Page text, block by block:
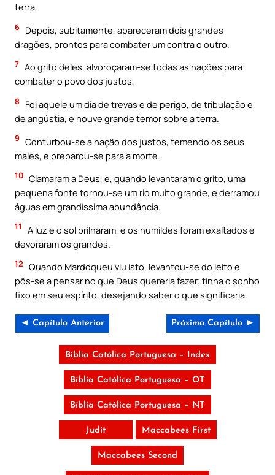
terra.
6 Depois, subitamente, apareceram dois grandes
dragões, prontos para combater um contra o outro.
7 Ao grito deles, alvoroçaram-se todas as nações para
combater o povo dos justos,
8
Foi aquele um dia de trevas e de perigo, de tribulação e
de angústia, e houve grande temor sobre a terra.
9 Conturbou-se a nação dos justos, temendo os seus
males, e preparou-se para a morte.
10 Clamaram a Deus, e, quando levantaram o grito, uma
pequena fonte tornou-se um rio muito grande, e derramou
águas em grandíssima abundância.
11
A luz e o sol brilharam, e os humildes foram exaltados e
devoraram os grandes.
12 Quando Mardoqueu viu isto, levantou-se do leito e
pôs-se a pensar no que Deus quereria fazer; tinha o sonho
fixo em seu espírito, desejando saber o que significaria.
◄ Capítulo Anterior Próximo Capítulo ►
Bíblia Católica Portuguesa – Index
Bíblia Católica Portuguesa – OT
Bíblia Católica Portuguesa – NT
Judit Maccabees First
Maccabees Second